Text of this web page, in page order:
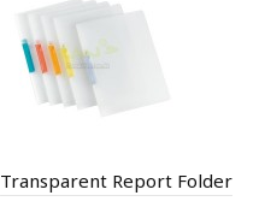
Transparent Report Folder